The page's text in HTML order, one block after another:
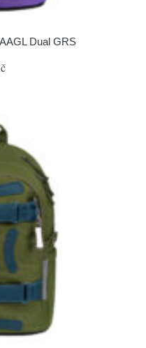
Dual GRS